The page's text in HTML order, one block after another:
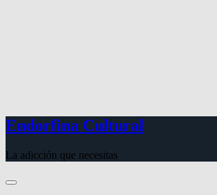
Endorfina Cultural
La adicción que necesitas